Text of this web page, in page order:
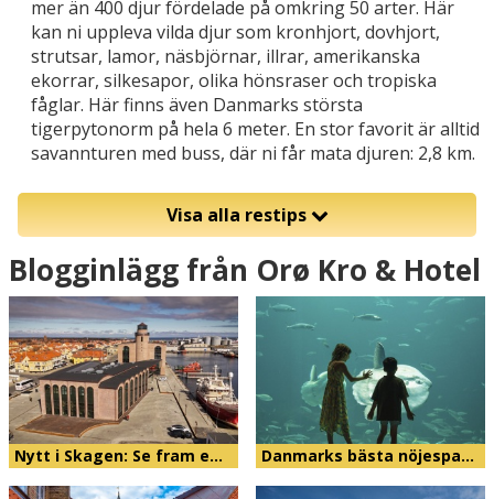
mer än 400 djur fördelade på omkring 50 arter. Här
kan ni uppleva vilda djur som kronhjort, dovhjort,
strutsar, lamor, näsbjörnar, illrar, amerikanska
ekorrar, silkesapor, olika hönsraser och tropiska
fåglar. Här finns även Danmarks största
tigerpytonorm på hela 6 meter. En stor favorit är alltid
savannturen med buss, där ni får mata djuren: 2,8 km.
Visa alla restips
Blogginlägg från Orø Kro & Hotel
Nytt i Skagen: Se fram e… Danmarks bästa nöjespa…